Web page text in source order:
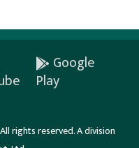
Google
Play
rights reserved. A division